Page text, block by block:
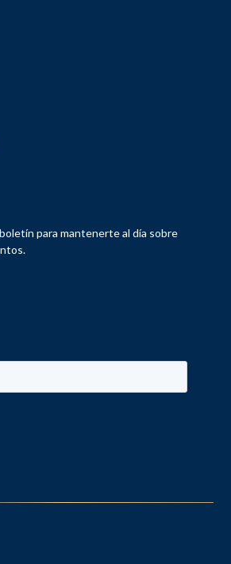
para mantenerte al día sobre